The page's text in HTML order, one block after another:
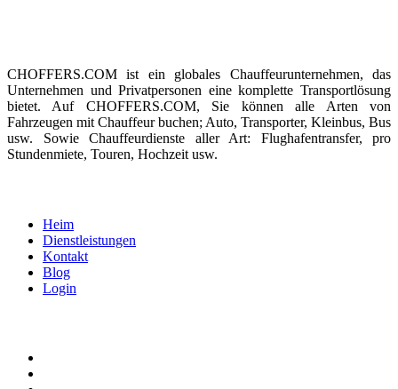
CHOFFERS.COM ist ein globales Chauffeurunternehmen, das
Unternehmen und Privatpersonen eine komplette Transportlösung
bietet. Auf CHOFFERS.COM, Sie können alle Arten von
Fahrzeugen mit Chauffeur buchen; Auto, Transporter, Kleinbus, Bus
usw. Sowie Chauffeurdienste aller Art: Flughafentransfer, pro
Stundenmiete, Touren, Hochzeit usw.
Heim
Dienstleistungen
Kontakt
Blog
Login